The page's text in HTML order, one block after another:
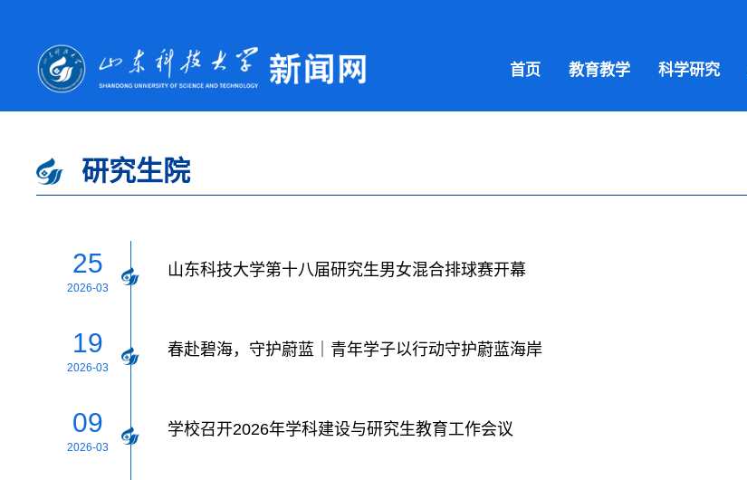
首页 教育教学 科学研究
研究生院
25
2026-03
山东科技大学第十八届研究生男女混合排球赛开幕
19
2026-03
春赴碧海，守护蔚蓝｜青年学子以行动守护蔚蓝海岸
09
2026-03
学校召开2026年学科建设与研究生教育工作会议